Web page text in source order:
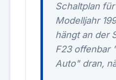
Schaltplan
Modelljahr
hängt an der
F23 offenbar
Auto" dran,